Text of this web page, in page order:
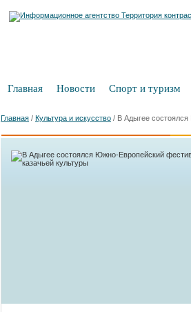
Главная Новости Спорт и туризм
Главная / Культура и искусство / В Адыгее